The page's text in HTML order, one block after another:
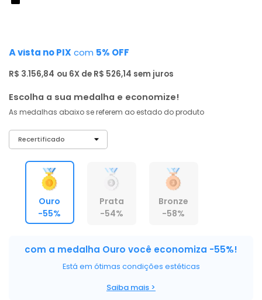
À vista no PIX com 5% OFF
R$ 3.156,84 ou 6X de R$ 526,14 sem juros
Escolha a sua medalha e economize!
As medalhas abaixo se referem ao estado do produto
Ouro
-55%
Prata
-54%
Bronze
-58%
com a medalha Ouro você economiza -55%!
Está em ótimas condições estéticas
Saiba mais >